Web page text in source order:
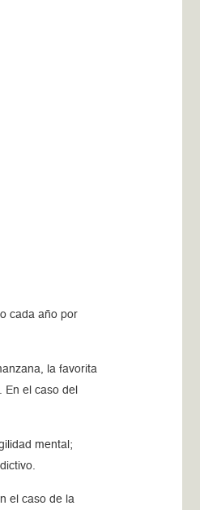
cada año por
la favorita
el caso del
mental;
el caso de la